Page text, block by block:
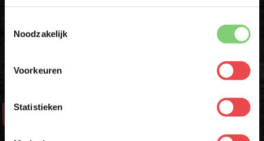
Noodzakelijk
Voorkeuren
Statistieken
ACHTERNAAM
Aanbod